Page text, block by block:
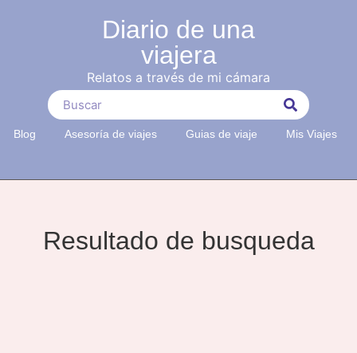
Diario de una
viajera
Relatos a través de mi cámara
Blog Asesoría de viajes Guias de viaje Mis Viajes
Resultado de busqueda